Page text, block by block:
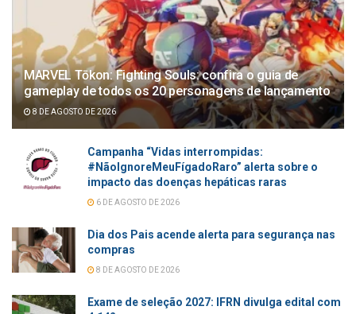
MARVEL Tōkon: Fighting Souls: confira o guia de
gameplay de todos os 20 personagens de lançamento
8 DE AGOSTO DE 2026
Campanha “Vidas interrompidas:
#NãoIgnoreMeuFígadoRaro” alerta sobre o
impacto das doenças hepáticas raras
6 DE AGOSTO DE 2026
Dia dos Pais acende alerta para segurança nas
compras
8 DE AGOSTO DE 2026
Exame de seleção 2027: IFRN divulga edital com